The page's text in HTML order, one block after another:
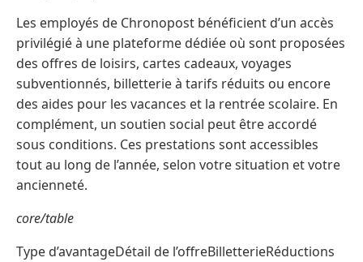
Les employés de Chronopost bénéficient d’un accès
privilégié à une plateforme dédiée où sont proposées
des offres de loisirs, cartes cadeaux, voyages
subventionnés, billetterie à tarifs réduits ou encore
des aides pour les vacances et la rentrée scolaire. En
complément, un soutien social peut être accordé
sous conditions. Ces prestations sont accessibles
tout au long de l’année, selon votre situation et votre
ancienneté.
core/table
Type d’avantageDétail de l’offreBilletterieRéductions